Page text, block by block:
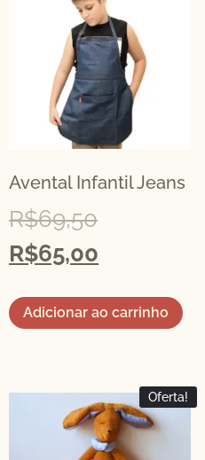
Avental Infantil Jeans
R$69,50
R$65,00
Adicionar ao carrinho
Oferta!